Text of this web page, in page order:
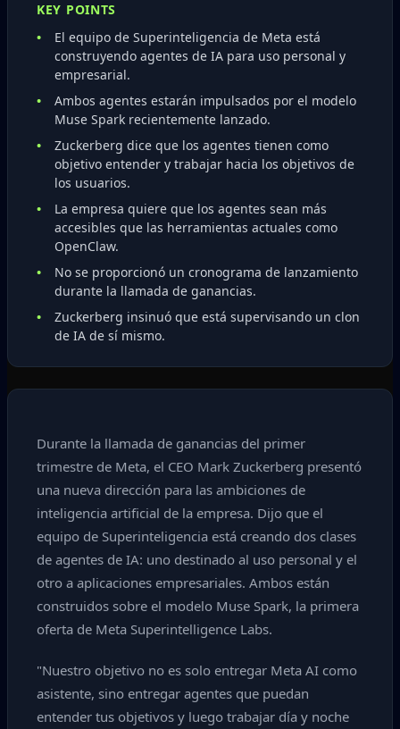
KEY POINTS
El equipo de Superinteligencia de Meta está
construyendo agentes de IA para uso personal y
empresarial.
Ambos agentes estarán impulsados por el modelo
Muse Spark recientemente lanzado.
Zuckerberg dice que los agentes tienen como
objetivo entender y trabajar hacia los objetivos de
los usuarios.
La empresa quiere que los agentes sean más
accesibles que las herramientas actuales como
OpenClaw.
No se proporcionó un cronograma de lanzamiento
durante la llamada de ganancias.
Zuckerberg insinuó que está supervisando un clon
de IA de sí mismo.
Durante la llamada de ganancias del primer
trimestre de Meta, el CEO Mark Zuckerberg presentó
una nueva dirección para las ambiciones de
inteligencia artificial de la empresa. Dijo que el
equipo de Superinteligencia está creando dos clases
de agentes de IA: uno destinado al uso personal y el
otro a aplicaciones empresariales. Ambos están
construidos sobre el modelo Muse Spark, la primera
oferta de Meta Superintelligence Labs.
"Nuestro objetivo no es solo entregar Meta AI como
asistente, sino entregar agentes que puedan
entender tus objetivos y luego trabajar día y noche